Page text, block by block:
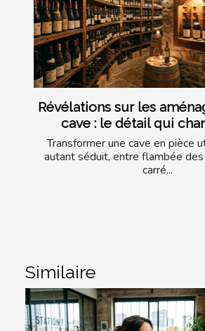
Révélations sur les
cave : le détail qui
Transformer une cave en pièce
autant séduit, entre flambée
carré...
Similaire